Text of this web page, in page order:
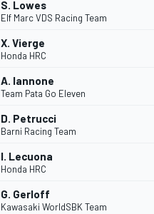
S. Lowes
Elf Marc VDS Racing Team
X. Vierge
Honda HRC
A. Iannone
Team Pata Go Eleven
D. Petrucci
Barni Racing Team
I. Lecuona
Honda HRC
G. Gerloff
Kawasaki WorldSBK Team